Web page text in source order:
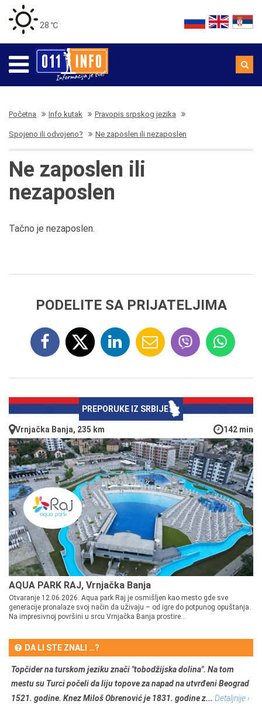
28 ℃
Početna Info kutak Pravopis srpskog jezika
Spojeno ili odvojeno? Ne zaposlen ili nezaposlen
Ne zaposlen ili
nezaposlen
Tačno je nezaposlen.
PODELITE SA PRIJATELJIMA
PREPORUKE IZ SRBIJE
Vrnjačka Banja, 235 km 142 min
AQUA PARK RAJ, Vrnjačka Banja
Otvaranje 12.06.2026. Aqua park Raj je osmišljen kao mesto gde sve
generacije pronalaze svoj način da uživaju – od igre do potpunog opuštanja.
Na impresivnoj površini u srcu Vrnjačka Banja prostire...
DA LI STE ZNALI …?
Topčider na turskom jeziku znači "tobodžijska dolina". Na tom
mestu su Turci počeli da liju topove za napad na utvrđeni Beograd
1521. godine. Knez Miloš Obrenović je 1831. godine z... Detaljnije ›